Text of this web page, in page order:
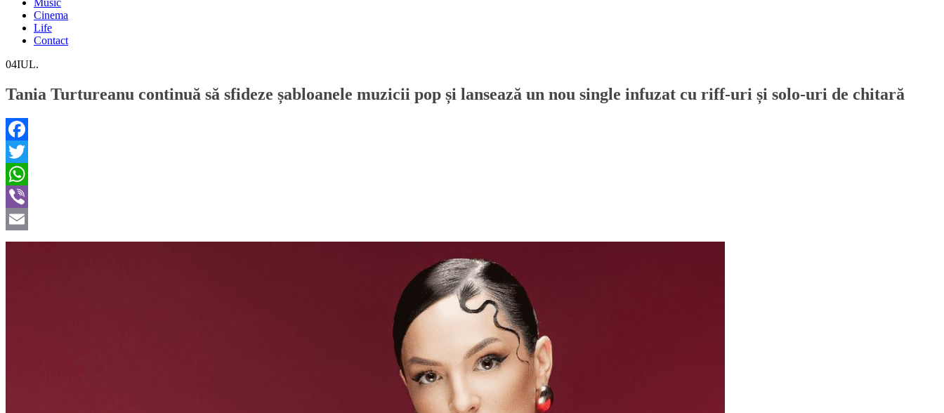
Music
Cinema
Life
Contact
04IUL.
Tania Turtureanu continuă să sfideze șabloanele muzicii pop și lansează un nou single infuzat cu riff-uri și solo-uri de chitară
Facebook
Twitter
WhatsApp
Viber
Email